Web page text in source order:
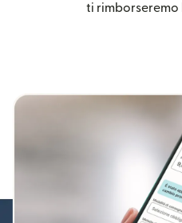
ti rimborseremo